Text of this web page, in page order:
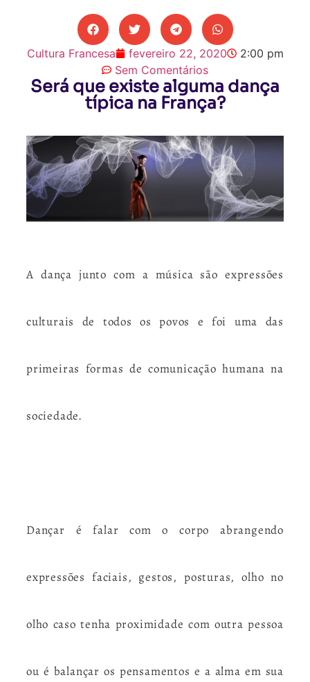
Cultura Francesa fevereiro 22, 2020
2:00 pm
Sem Comentários
Será que existe alguma dança
típica na França?
A dança junto com a música são expressões
culturais de todos os povos e foi uma das
primeiras formas de comunicação humana na
sociedade.
Dançar é falar com o corpo abrangendo
expressões faciais, gestos, posturas, olho no
olho caso tenha proximidade com outra pessoa
ou é balançar os pensamentos e a alma em sua